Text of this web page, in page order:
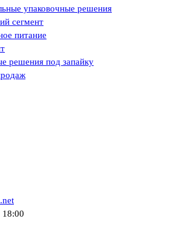
упаковочные решения
сегмент
питание
решения под запайку